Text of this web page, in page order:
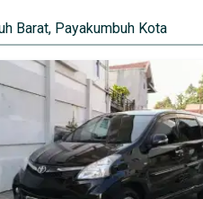
Barat, Payakumbuh Kota